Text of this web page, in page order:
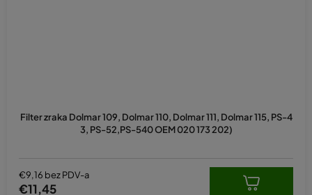
Filter zraka Dolmar 109, Dolmar 110, Dolmar 111, Dolmar 115, PS-4
3, PS-52,PS-540 OEM 020 173 202)
€9,16 bez PDV-a
€11,45